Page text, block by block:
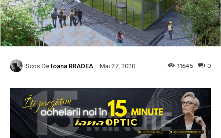
Scris De Ioana BRADEA Mai 27, 2020 0
11645